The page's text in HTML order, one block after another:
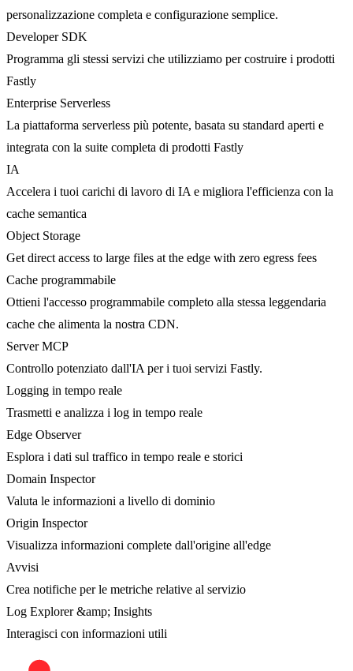
personalizzazione completa e configurazione semplice.
Developer SDK
Programma gli stessi servizi che utilizziamo per costruire i prodotti
Fastly
Enterprise Serverless
La piattaforma serverless più potente, basata su standard aperti e
integrata con la suite completa di prodotti Fastly
IA
Accelera i tuoi carichi di lavoro di IA e migliora l'efficienza con la
cache semantica
Object Storage
Get direct access to large files at the edge with zero egress fees
Cache programmabile
Ottieni l'accesso programmabile completo alla stessa leggendaria
cache che alimenta la nostra CDN.
Server MCP
Controllo potenziato dall'IA per i tuoi servizi Fastly.
Logging in tempo reale
Trasmetti e analizza i log in tempo reale
Edge Observer
Esplora i dati sul traffico in tempo reale e storici
Domain Inspector
Valuta le informazioni a livello di dominio
Origin Inspector
Visualizza informazioni complete dall'origine all'edge
Avvisi
Crea notifiche per le metriche relative al servizio
Log Explorer &amp; Insights
Interagisci con informazioni utili